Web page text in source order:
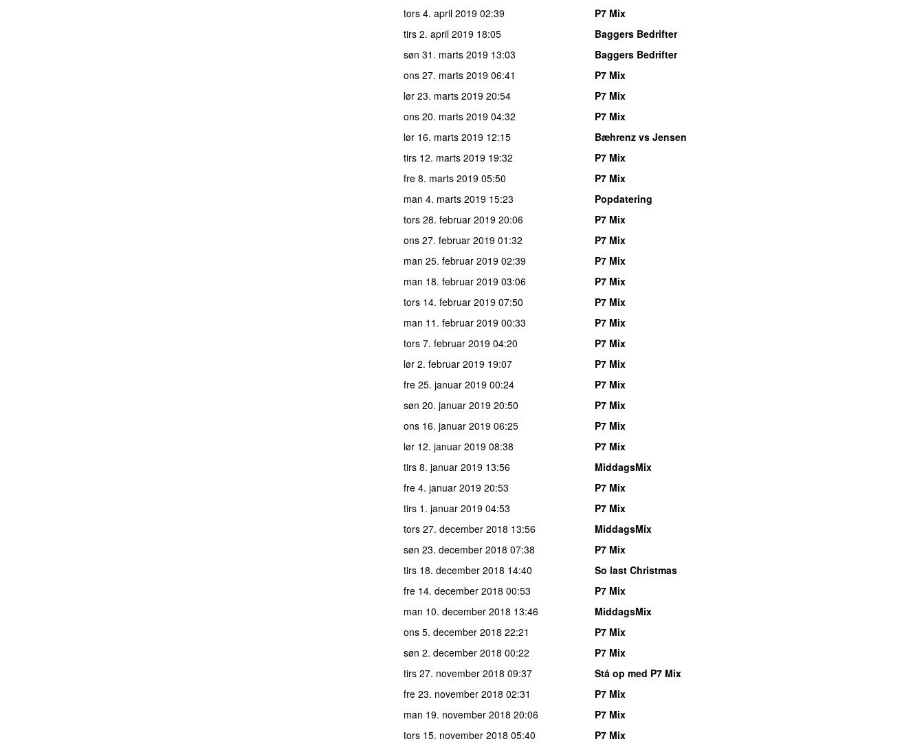
tors 4. april 2019 02:39
P7 Mix
tirs 2. april 2019 18:05
Baggers Bedrifter
søn 31. marts 2019 13:03
Baggers Bedrifter
ons 27. marts 2019 06:41
P7 Mix
lør 23. marts 2019 20:54
P7 Mix
ons 20. marts 2019 04:32
P7 Mix
lør 16. marts 2019 12:15
Bæhrenz vs Jensen
tirs 12. marts 2019 19:32
P7 Mix
fre 8. marts 2019 05:50
P7 Mix
man 4. marts 2019 15:23
Popdatering
tors 28. februar 2019 20:06
P7 Mix
ons 27. februar 2019 01:32
P7 Mix
man 25. februar 2019 02:39
P7 Mix
man 18. februar 2019 03:06
P7 Mix
tors 14. februar 2019 07:50
P7 Mix
man 11. februar 2019 00:33
P7 Mix
tors 7. februar 2019 04:20
P7 Mix
lør 2. februar 2019 19:07
P7 Mix
fre 25. januar 2019 00:24
P7 Mix
søn 20. januar 2019 20:50
P7 Mix
ons 16. januar 2019 06:25
P7 Mix
lør 12. januar 2019 08:38
P7 Mix
tirs 8. januar 2019 13:56
MiddagsMix
fre 4. januar 2019 20:53
P7 Mix
tirs 1. januar 2019 04:53
P7 Mix
tors 27. december 2018 13:56
MiddagsMix
søn 23. december 2018 07:38
P7 Mix
tirs 18. december 2018 14:40
So last Christmas
fre 14. december 2018 00:53
P7 Mix
man 10. december 2018 13:46
MiddagsMix
ons 5. december 2018 22:21
P7 Mix
søn 2. december 2018 00:22
P7 Mix
tirs 27. november 2018 09:37
Stå op med P7 Mix
fre 23. november 2018 02:31
P7 Mix
man 19. november 2018 20:06
P7 Mix
tors 15. november 2018 05:40 P7 Mix